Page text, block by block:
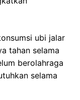
ubi jalar
tahan selama
berolahraga
selama